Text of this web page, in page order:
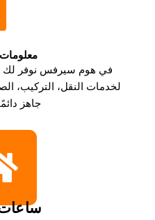
في هوم سيرفس نوفر لك
لخدمات النقل، التركيب،
جاهز